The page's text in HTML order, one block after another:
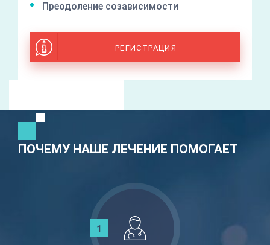
Преодоление созависимости
РЕГИСТРАЦИЯ
ПОЧЕМУ НАШЕ ЛЕЧЕНИЕ ПОМОГАЕТ